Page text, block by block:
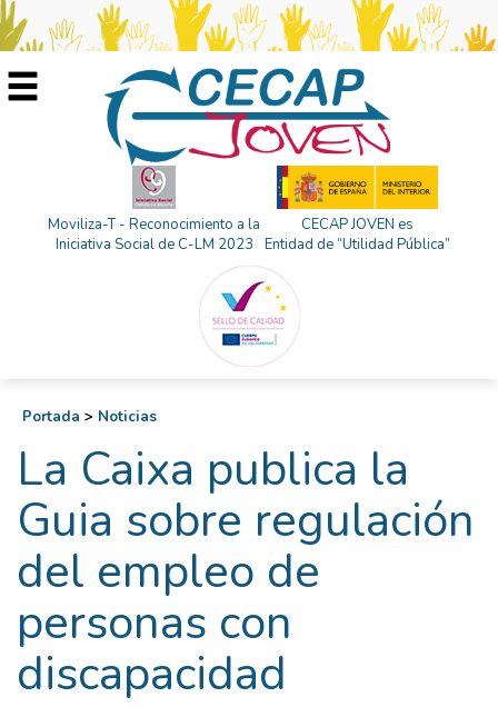
Moviliza-T - Reconocimiento a la
Iniciativa Social de C-LM 2023
CECAP JOVEN es
Entidad de “Utilidad Pública”
Portada > Noticias
La Caixa publica la
Guia sobre regulación
del empleo de
personas con
discapacidad